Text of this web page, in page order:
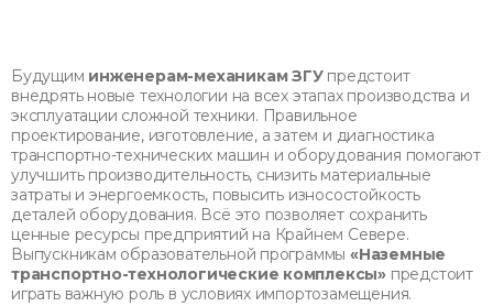
Будущим инженерам-механикам ЗГУпредстоит
внедрять новые технологии на всех этапах производства и
эксплуатации сложной техники. Правильное
проектирование, изготовление, а затем и диагностика
транспортно-технических машин и оборудования помогают
улучшить производительность, снизить материальные
затраты и энергоемкость, повысить износостойкость
деталей оборудования. Всё это позволяет сохранить
ценные ресурсы предприятий на Крайнем Севере.
Выпускникам образовательной программы«Наземные
транспортно-технологические комплексы» предстоит
играть важную роль в условиях импортозамещения.